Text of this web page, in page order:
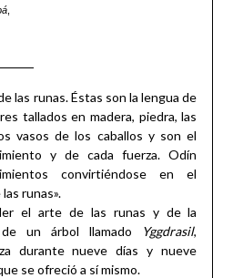
,
las runas. Éstas son la lengua de
tallados en madera, piedra, las
vasos de los caballos y son el
y de cada fuerza. Odín
convirtiéndose en el
runas».
el arte de las runas y de la
un árbol llamado Yggdrasil,
durante nueve días y nueve
se ofreció a sí mismo.